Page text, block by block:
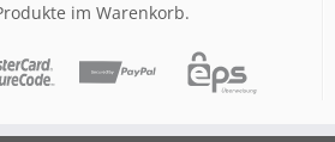
im Warenkorb.